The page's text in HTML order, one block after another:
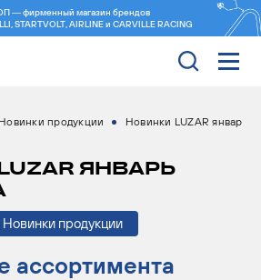
— фирменный магазин брендов
STARTVOLT, AIRLINE и CARVILLE RACING
Новинки продукции
Новинки LUZAR январ
ЯНВАРЬ
Новинки продукции
ассортимента